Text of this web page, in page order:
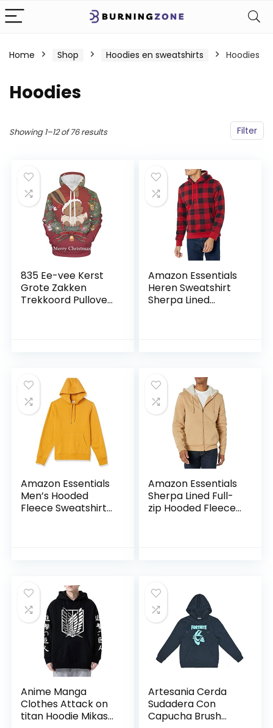
Home Shop Hoodies en sweatshirts Hoodies
Hoodies
Filter
Showing 1–12 of 76 results
835 Ee-vee Kerst
Grote Zakken
Trekkoord Pullover
Amazon Essentials
Heren Sweatshirt
Sherpa Lined
Amazon Essentials
Men’s Hooded
Fleece Sweatshirt
Amazon Essentials
Sherpa Lined Full-
zip Hooded Fleece
Anime Manga
Clothes Attack on
titan Hoodie Mikasa
Artesania Cerda
Sudadera Con
Capucha Brush